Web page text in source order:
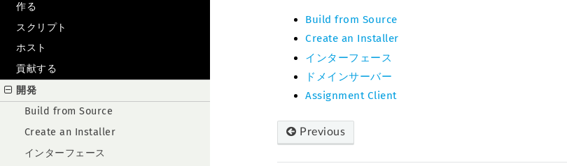
作る
スクリプト
ホスト
貢献する
開発
Build from Source
Create an Installer
インターフェース
Build from Source
Create an Installer
インターフェース
ドメインサーバー
Assignment Client
Previous